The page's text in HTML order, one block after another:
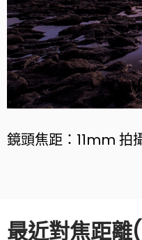
鏡頭焦距：11mm 拍
最近對焦距